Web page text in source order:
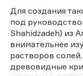
Для создания
под
Shahidzadeh) из
внимательнее
растворов
древовидные